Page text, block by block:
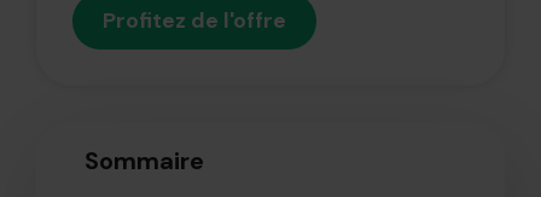
Profitez de l'offre
Sommaire